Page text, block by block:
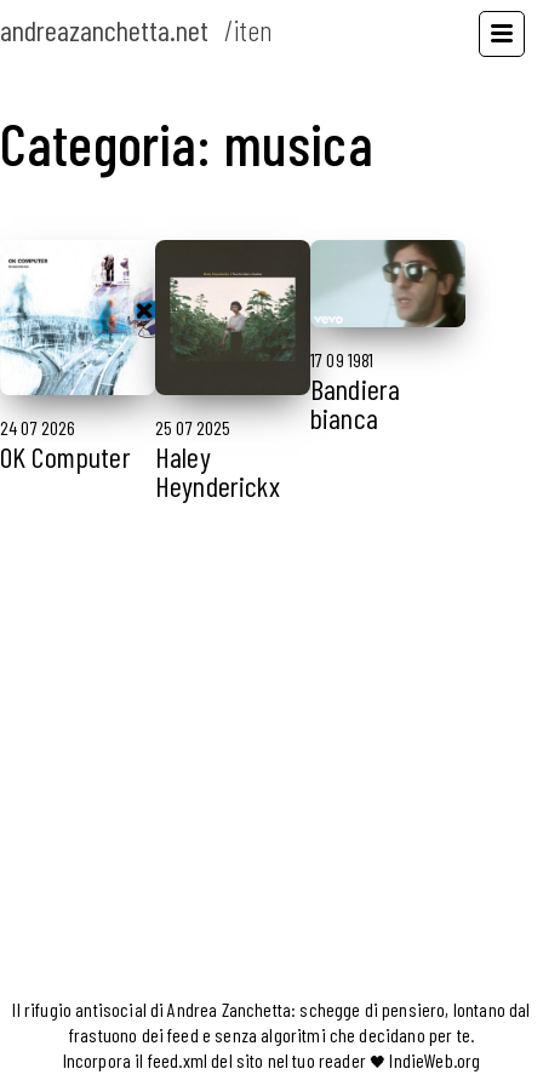
andreazanchetta.net /iten
Categoria: musica
24 07 2026
OK Computer
25 07 2025
Haley
Heynderickx
17 09 1981
Bandiera
bianca
Il rifugio antisocial di Andrea Zanchetta: schegge di pensiero, lontano dal
frastuono dei feed e senza algoritmi che decidano per te.
Incorpora il feed.xml del sito nel tuo reader🖤 IndieWeb.org